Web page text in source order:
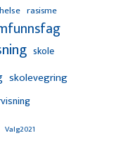
rasisme
skole
skolevegring
Valg2021